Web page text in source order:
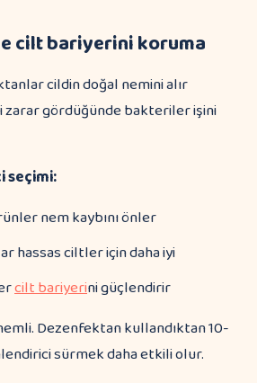
cilt bariyerini koruma
cildin doğal nemini alır
gördüğünde bakteriler işini
seçimi:
nem kaybını önler
hassas ciltler için daha iyi
cilt bariyerini güçlendirir
Dezenfektan kullandıktan 10-
sürmek daha etkili olur.